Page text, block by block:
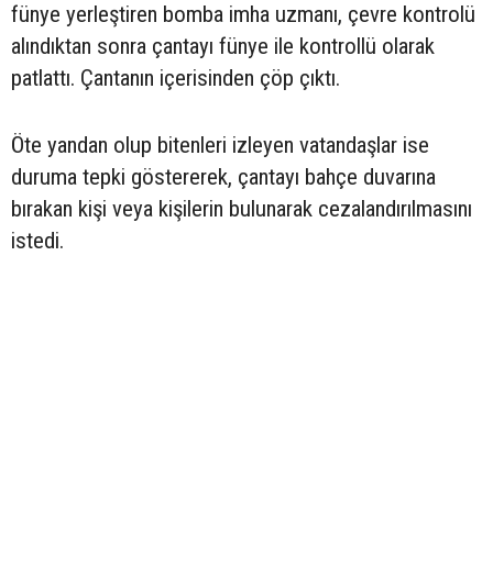
fünye yerleştiren bomba imha uzmanı, çevre kontrolü
alındıktan sonra çantayı fünye ile kontrollü olarak
patlattı. Çantanın içerisinden çöp çıktı.
Öte yandan olup bitenleri izleyen vatandaşlar ise
duruma tepki göstererek, çantayı bahçe duvarına
bırakan kişi veya kişilerin bulunarak cezalandırılmasını
istedi.